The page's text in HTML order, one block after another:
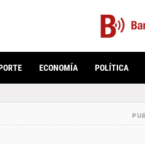
ECONOMÍA POLÍTICA